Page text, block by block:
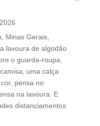
Minas Gerais,
lavoura de algodão
o guarda-roupa,
uma calça
pensa no
na lavoura. E
distanciamentos